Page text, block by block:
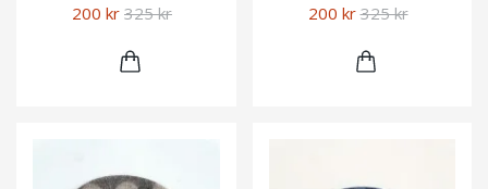
200 kr 325 kr 200 kr 325 kr